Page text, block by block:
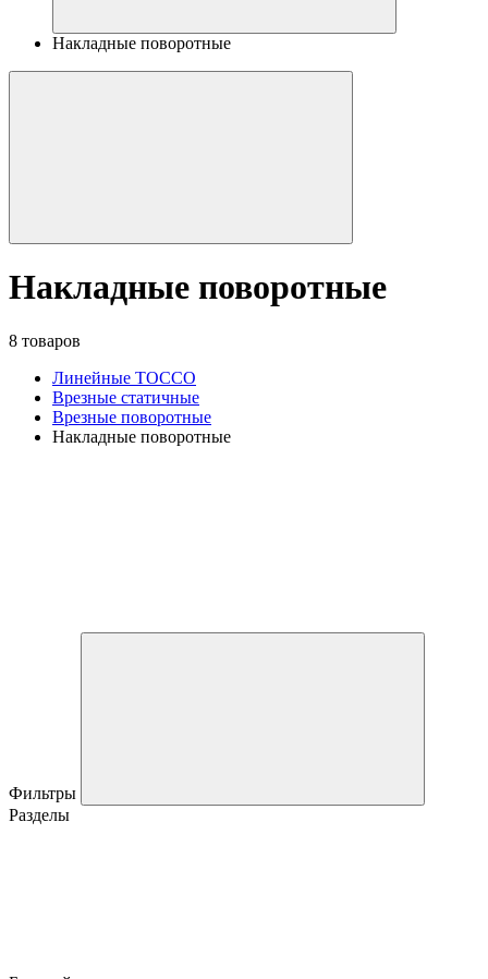
Накладные поворотные
Накладные поворотные
8 товаров
Линейные TOCCO
Врезные статичные
Врезные поворотные
Накладные поворотные
Фильтры
Разделы